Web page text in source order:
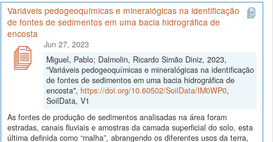
Variáveis pedogeoquímicas e mineralógicas na identificação
de fontes de sedimentos em uma bacia hidrográfica de
encosta
Jun 27, 2023
Miguel, Pablo; Dalmolin, Ricardo Simão Diniz, 2023,
"Variáveis pedogeoquímicas e mineralógicas na identificação
de fontes de sedimentos em uma bacia hidrográfica de
encosta", https://doi.org/10.60502/SoilData/IM0WP0,
SoilData, V1
As fontes de produção de sedimentos analisadas na área foram
estradas, canais fluviais e amostras da camada superficial do solo, esta
última definida como “malha”, abrangendo os diferentes usos da terra,